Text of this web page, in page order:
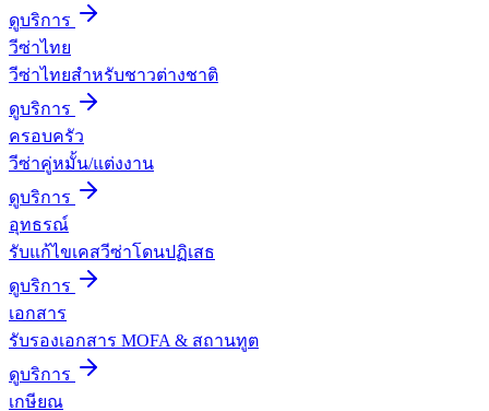
ดูบริการ
วีซ่าไทย
วีซ่าไทยสำหรับชาวต่างชาติ
ดูบริการ
ครอบครัว
วีซ่าคู่หมั้น/แต่งงาน
ดูบริการ
อุทธรณ์
รับแก้ไขเคสวีซ่าโดนปฏิเสธ
ดูบริการ
เอกสาร
รับรองเอกสาร MOFA & สถานทูต
ดูบริการ
เกษียณ